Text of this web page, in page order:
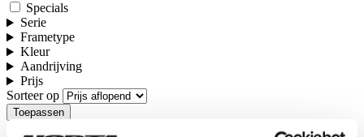
Specials
Serie
Frametype
Kleur
Aandrijving
Prijs
Sorteer op